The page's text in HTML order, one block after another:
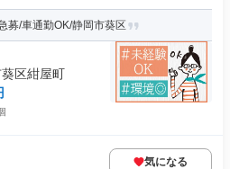
募/車通勤OK/静岡市葵区
区紺屋町
気になる